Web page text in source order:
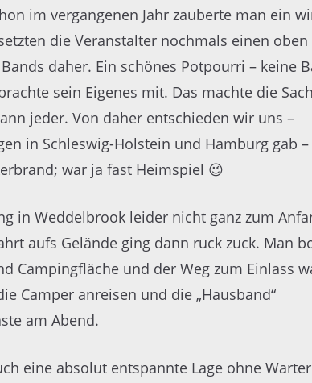
im vergangenen Jahr zauberte man ein
die Veranstalter nochmals einen oben
daher. Ein schönes Potpourri – keine
sein Eigenes mit. Das machte die
jeder. Von daher entschieden wir uns –
in Schleswig-Holstein und Hamburg gab
war ja fast Heimspiel 😉
in Weddelbrook leider nicht ganz zum
aufs Gelände ging dann ruck zuck. Man
Campingfläche und der Weg zum Einlass
Camper anreisen und die „Hausband“
am Abend.
eine absolut entspannte Lage ohne